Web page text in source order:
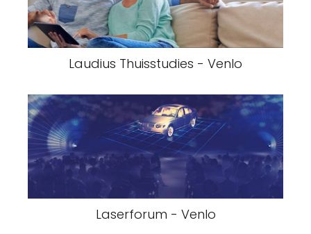
Laudius Thuisstudies - Venlo
Laserforum - Venlo